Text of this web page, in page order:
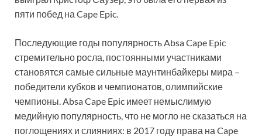
пяти побед на Cape Epic.
Последующие годы популярность Absa Cape Epic
стремительно росла, постоянными участниками
становятся самые сильные маунтинбайкеры мира –
победители кубков и чемпионатов, олимпийские
чемпионы. Absa Cape Epic имеет немыслимую
медийную популярность, что не могло не сказаться на
поглощениях и слияниях: в 2017 году права на Cape